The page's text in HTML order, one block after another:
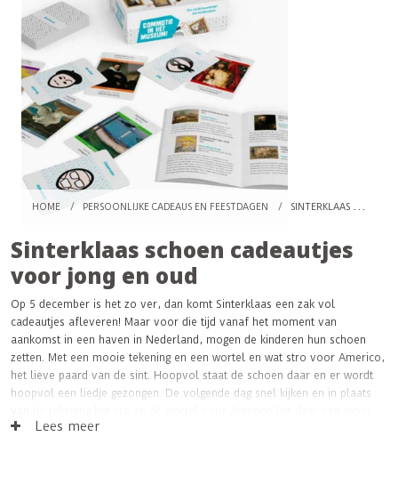
HOME / PERSOONLIJKE CADEAUS EN FEESTDAGEN / SINTERKLAAS SCHOEN CADEAUTJES VOOR JONG EN OUD
Sinterklaas schoen cadeautjes
voor jong en oud
Op 5 december is het zo ver, dan komt Sinterklaas een zak vol
cadeautjes afleveren! Maar voor die tijd vanaf het moment van
aankomst in een haven in Nederland, mogen de kinderen hun schoen
zetten. Met een mooie tekening en een wortel en wat stro voor Americo,
het lieve paard van de sint. Hoopvol staat de schoen daar en er wordt
hoopvol een liedje gezongen. De volgende dag snel kijken en in plaats
ingepakt cadeautje. En alleen u en ik weten dat dat hier gekocht is..
Lees meer